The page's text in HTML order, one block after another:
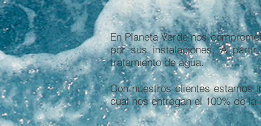
En Planeta Verde nos
por sus instalaciones. A
tratamiento de agua.
Con nuestros clientes estamos
cual nos entregan el 100% de